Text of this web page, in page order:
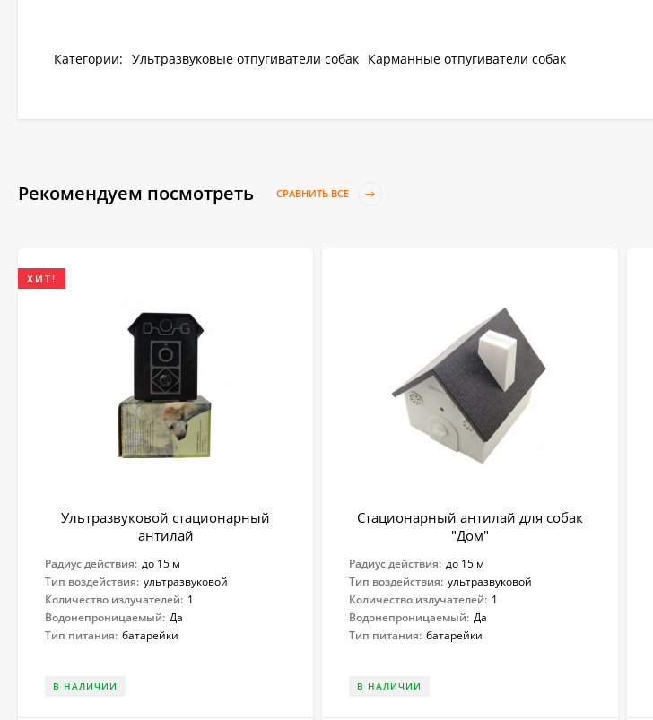
Категории: Ультразвуковые отпугиватели собак Карманные отпугиватели собак
Рекомендуем посмотреть СРАВНИТЬ ВСЕ
ХИТ!
Ультразвуковой стационарный
антилай
Радиус действия: до 15 м
Тип воздействия: ультразвуковой
Количество излучателей: 1
Водонепроницаемый: Да
Тип питания: батарейки
В НАЛИЧИИ
Стационарный антилай для собак
"Дом"
Радиус действия: до 15 м
Тип воздействия: ультразвуковой
Количество излучателей: 1
Водонепроницаемый: Да
Тип питания: батарейки
В НАЛИЧИИ